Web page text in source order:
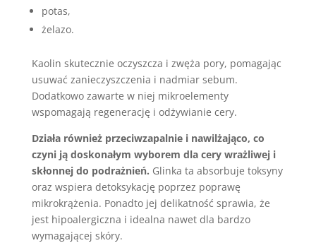
potas,
żelazo.
Kaolin skutecznie oczyszcza i zwęża pory, pomagając
usuwać zanieczyszczenia i nadmiar sebum.
Dodatkowo zawarte w niej mikroelementy
wspomagają regenerację i odżywianie cery.
Działa również przeciwzapalnie i nawilżająco, co
czyni ją doskonałym wyborem dla cery wrażliwej i
skłonnej do podrażnień. Glinka ta absorbuje toksyny
oraz wspiera detoksykację poprzez poprawę
mikrokrążenia. Ponadto jej delikatność sprawia, że
jest hipoalergiczna i idealna nawet dla bardzo
wymagającej skóry.